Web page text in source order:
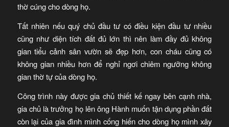
thờ cúng cho dòng họ.
Tất nhiên nếu quý chủ đầu tư có điều kiện đầu tư nhiều
cũng như diện tích đất đủ lớn thì nên làm đầy đủ không
gian tiểu cảnh sân vườn sẽ đẹp hơn, con cháu cũng có
không gian nhiều hơn để nghỉ ngơi chiêm ngưỡng không
gian thờ tự của dòng họ.
Công trình này được gia chủ thiết kế ngay bên cạnh nhà,
gia chủ là trưởng họ lên ông Hành muốn tận dụng phần đất
còn lại của gia đình mình cống hiến cho dòng họ mình xây